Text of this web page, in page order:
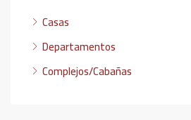
Casas
Departamentos
Complejos/Cabañas